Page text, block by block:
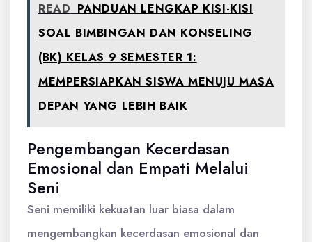
READ PANDUAN LENGKAP KISI-KISI
SOAL BIMBINGAN DAN KONSELING
(BK) KELAS 9 SEMESTER 1:
MEMPERSIAPKAN SISWA MENUJU MASA
DEPAN YANG LEBIH BAIK
Pengembangan Kecerdasan
Emosional dan Empati Melalui
Seni
Seni memiliki kekuatan luar biasa dalam
mengembangkan kecerdasan emosional dan